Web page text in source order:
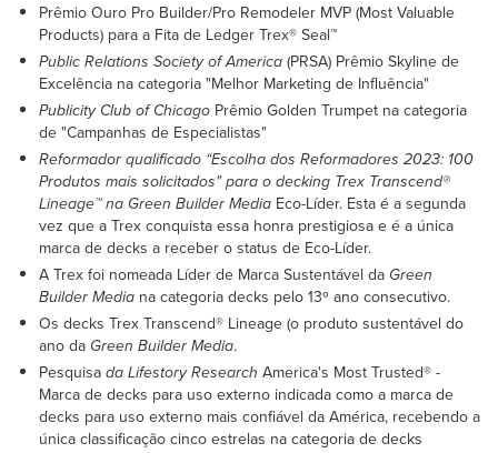
Prêmio Ouro Pro Builder/Pro Remodeler MVP (Most Valuable
Products) para a Fita de Ledger Trex® Seal™
Public Relations Society of America(PRSA) Prêmio Skyline de
Excelência na categoria "Melhor Marketing de Influência"
Publicity Club of Chicago Prêmio Golden Trumpet na categoria
de "Campanhas de Especialistas"
Reformador qualificado “Escolha dos Reformadores 2023: 100
Produtos mais solicitados" para o decking Trex Transcend®
Lineage™ na Green Builder Media Eco-Líder. Esta é a segunda
vez que a Trex conquista essa honra prestigiosa e é a única
marca de decks a receber o status de Eco-Líder.
A Trex foi nomeada Líder de Marca Sustentável da Green
Builder Media na categoria decks pelo 13º ano consecutivo.
Os decks Trex Transcend® Lineage (o produto sustentável do
ano da Green Builder Media.
Pesquisada Lifestory Research America's Most Trusted® -
Marca de decks para uso externo indicada como a marca de
decks para uso externo mais confiável da América, recebendo a
única classificação cinco estrelas na categoria de decks